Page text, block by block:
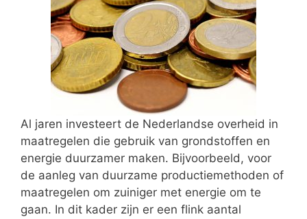
Al jaren investeert de Nederlandse overheid in
maatregelen die gebruik van grondstoffen en
energie duurzamer maken. Bijvoorbeeld, voor
de aanleg van duurzame productiemethoden of
maatregelen om zuiniger met energie om te
gaan. In dit kader zijn er een flink aantal